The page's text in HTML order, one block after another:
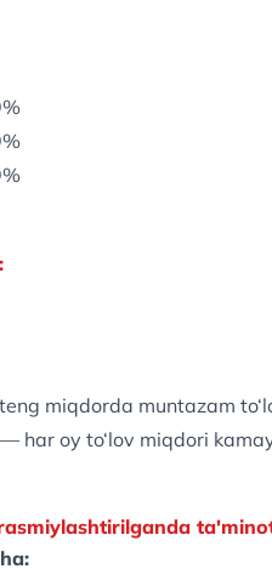
miqdorda muntazam
har oy to‘lov miqdori